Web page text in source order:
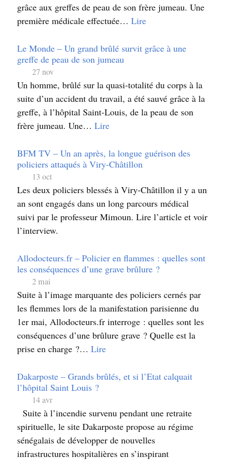
grâce aux greffes de peau de son frère jumeau. Une
première médicale effectuée… Lire
Le Monde – Un grand brûlé survit grâce à une
greffe de peau de son jumeau
27 nov
Un homme, brûlé sur la quasi-totalité du corps à la
suite d’un accident du travail, a été sauvé grâce à la
greffe, à l’hôpital Saint-Louis, de la peau de son
frère jumeau. Une… Lire
BFM TV – Un an après, la longue guérison des
policiers attaqués à Viry-Châtillon
13 oct
Les deux policiers blessés à Viry-Châtillon il y a un
an sont engagés dans un long parcours médical
suivi par le professeur Mimoun. Lire l’article et voir
l’interview.
Allodocteurs.fr – Policier en flammes : quelles sont
les conséquences d’une grave brûlure ?
2 mai
Suite à l’image marquante des policiers cernés par
les flemmes lors de la manifestation parisienne du
1er mai, Allodocteurs.fr interroge : quelles sont les
conséquences d’une brûlure grave ? Quelle est la
prise en charge ?… Lire
Dakarposte – Grands brûlés, et si l’Etat calquait
l’hôpital Saint Louis ?
14 avr
Suite à l’incendie survenu pendant une retraite
spirituelle, le site Dakarposte propose au régime
sénégalais de développer de nouvelles
infrastructures hospitalières en s’inspirant